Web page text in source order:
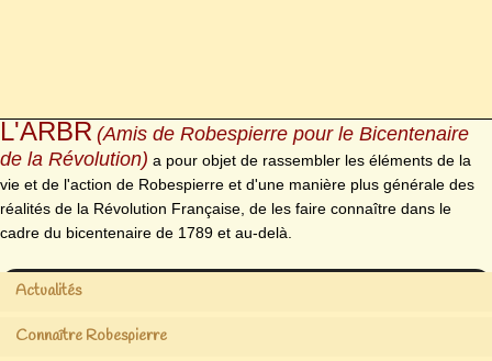
L'ARBR (Amis de Robespierre pour le Bicentenaire
de la Révolution) a pour objet de rassembler les éléments de la
vie et de l'action de Robespierre et d'une manière plus générale des
réalités de la Révolution Française, de les faire connaître dans le
cadre du bicentenaire de 1789 et au-delà.
Actualités
Connaître Robespierre